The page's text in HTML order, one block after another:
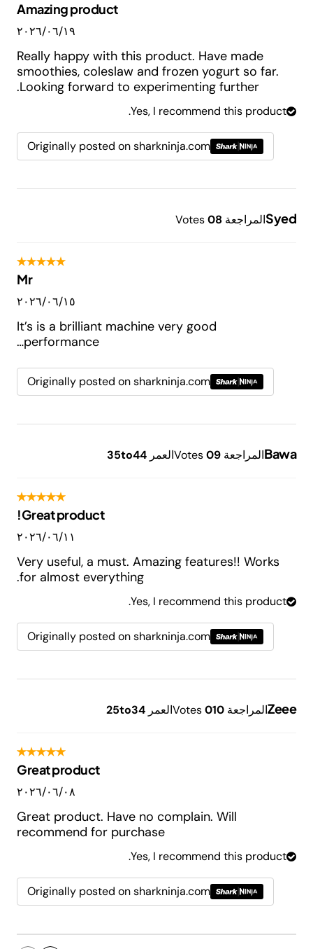
Amazing product
١٩‏/٠٦‏/٢٠٢٦
Really happy with this product. Have made
smoothies, coleslaw and frozen yogurt so far.
Looking forward to experimenting further.
Yes, I recommend this product.
Originally posted on sharkninja.com
Syedالمراجعة 8
Votes0
Mr
١٥‏/٠٦‏/٢٠٢٦
It’s is a brilliant machine very good
performance…
Originally posted on sharkninja.com
Bawaالمراجعة 9
Votes0 العمر 35to44
Great product!
١١‏/٠٦‏/٢٠٢٦
Very useful, a must. Amazing features!! Works
for almost everything.
Yes, I recommend this product.
Originally posted on sharkninja.com
Zeeeالمراجعة 10
Votes0 العمر 25to34
Great product
٠٨‏/٠٦‏/٢٠٢٦
Great product. Have no complain. Will
recommend for purchase
Yes, I recommend this product.
Originally posted on sharkninja.com